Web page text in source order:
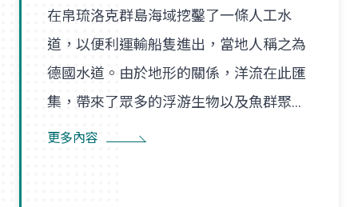
在帛琉洛克群島海域挖鑿了一條人工水
道，以便利運輸船隻進出，當地人稱之為
德國水道。由於地形的關係，洋流在此匯
集，帶來了眾多的浮游生物以及魚群聚集
在此處。科學家經過觀察研究後發現，在
更多內容